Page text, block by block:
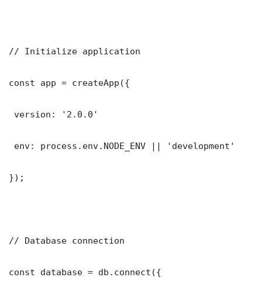
// Initialize application
const app = createApp({
version: '2.0.0'
env: process.env.NODE_ENV || 'development'
});
// Database connection
const database = db.connect({